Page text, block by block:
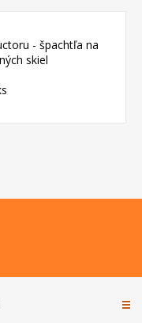
- špachtľa na
skiel